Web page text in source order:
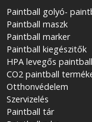
Paintball golyó-
Paintball maszk
Paintball marker
Paintball kiegészitők
HPA levegős
CO2 paintball
Otthonvédelem
Szervizelés
Paintball tár